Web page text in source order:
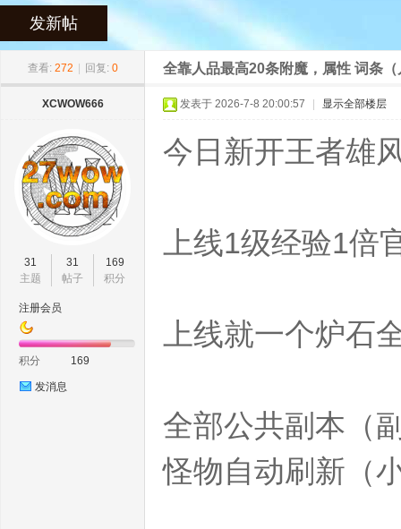
发新帖
查看: 272 回复: 0 全靠人品最高20条附魔，属性 词条
XCWOW666
31
主题
31
帖子
169
积分
注册会员
积分 169
发消息
发表于 2026-7-8 20:00:57 显示全部楼层
今日新开王者雄
上线1级经验1倍
上线就一个炉石
全部公共副本（
怪物自动刷新（